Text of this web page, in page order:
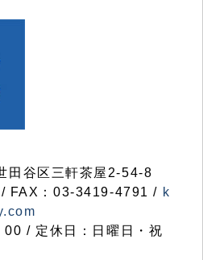
谷区三軒茶屋2-54-8
FAX：03-3419-4791 / k
/ 定休日：日曜日・祝